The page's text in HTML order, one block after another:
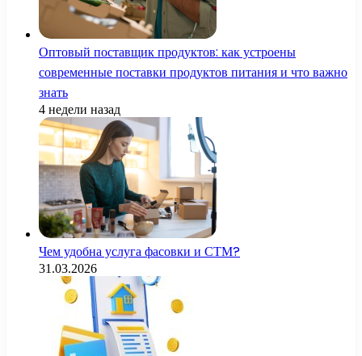
Оптовый поставщик продуктов: как устроены
современные поставки продуктов питания и что важно
знать
4 недели назад
Чем удобна услуга фасовки и СТМ?
31.03.2026